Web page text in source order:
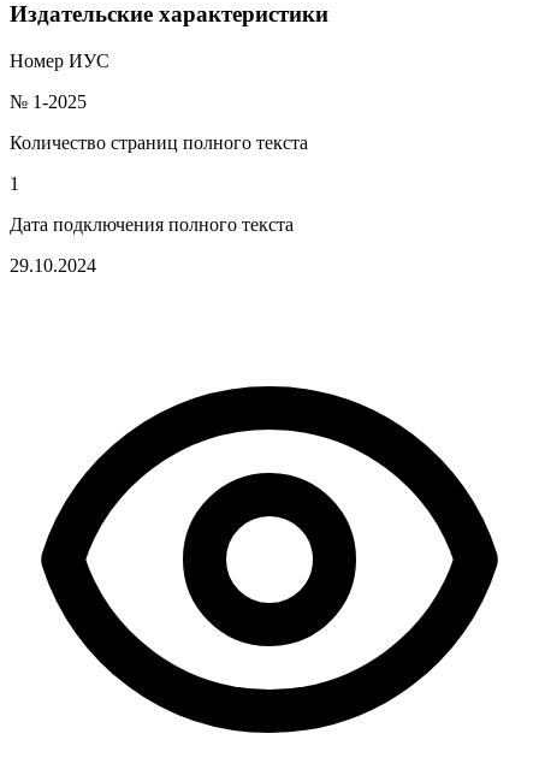
Издательские характеристики
Номер ИУС
№ 1-2025
Количество страниц полного текста
1
Дата подключения полного текста
29.10.2024